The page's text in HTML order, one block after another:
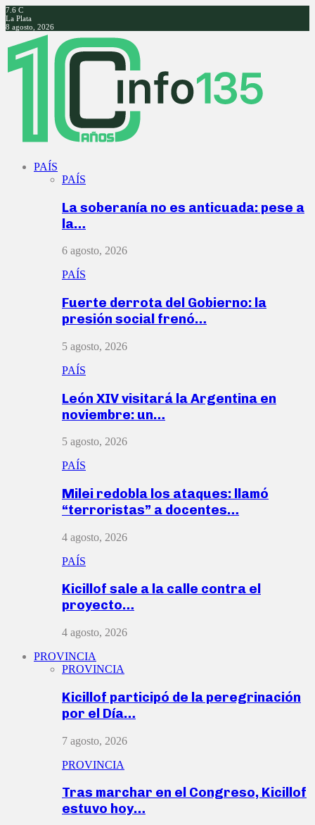
7.6 C
La Plata
8 agosto, 2026
Facebook
Twitter
Instagram
Youtube
PAÍS
PAÍS
La soberanía no es anticuada: pese a
la…
6 agosto, 2026
PAÍS
Fuerte derrota del Gobierno: la
presión social frenó…
5 agosto, 2026
PAÍS
León XIV visitará la Argentina en
noviembre: un…
5 agosto, 2026
PAÍS
Milei redobla los ataques: llamó
“terroristas” a docentes…
4 agosto, 2026
PAÍS
Kicillof sale a la calle contra el
proyecto…
4 agosto, 2026
PROVINCIA
PROVINCIA
Kicillof participó de la peregrinación
por el Día…
7 agosto, 2026
PROVINCIA
Tras marchar en el Congreso, Kicillof
estuvo hoy…